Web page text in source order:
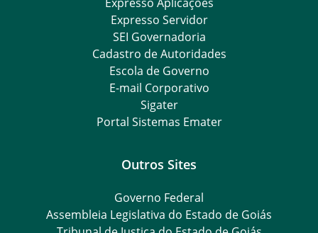
Expresso Servidor
SEI Governadoria
Cadastro de Autoridades
Escola de Governo
E-mail Corporativo
Sigater
Portal Sistemas Emater
Outros Sites
Governo Federal
Assembleia Legislativa do Estado de Goiás